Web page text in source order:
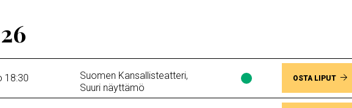
18:30
Suomen Kansallisteatteri,
Suuri näyttämö
Lippujen
saatavuus
OSTA LIPUT